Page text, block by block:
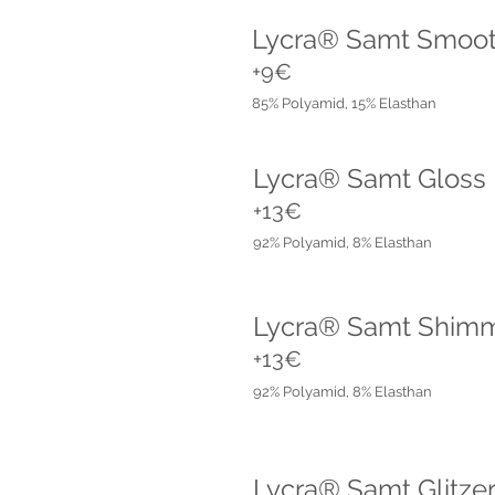
Lycra® Samt
+9€
85% Polyamid, 15% Elasthan
Lycra® Samt Gloss
+13€
92% Polyamid, 8% Elasthan
Lycra® Samt
+13€
92% Polyamid, 8% Elasthan